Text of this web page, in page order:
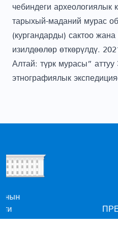
чебиндеги археологиялык
тарыхый-маданий мурас
(кургандарды) сактоо жана
изилдөөлөр өткөрүлдү.
Алтай: түрк мурасы”
этнографиялык